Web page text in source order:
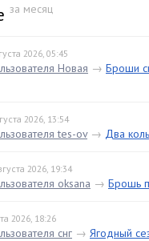
за месяц
2026, 05:45
Новая → Броши
2026, 13:54
tes-ov→ Два
2026, 19:34
oksana → Брошь
2026, 18:26
снг → Ягодный